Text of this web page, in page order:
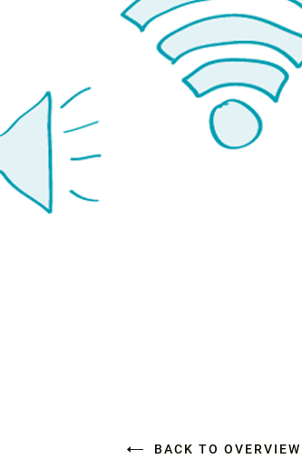
BACK TO OVERVIEW